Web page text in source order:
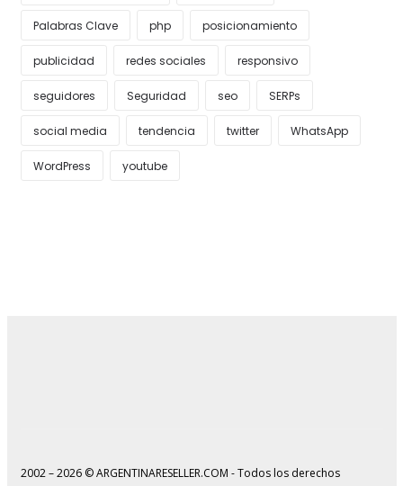
Palabras Clave php posicionamiento
publicidad redes sociales responsivo
seguidores Seguridad seo SERPs
social media tendencia twitter WhatsApp
WordPress youtube
2002 – 2026 © ARGENTINARESELLER.COM - Todos los derechos